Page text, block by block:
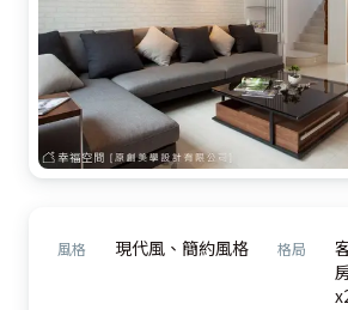
風格 現代風、簡約風格 格局